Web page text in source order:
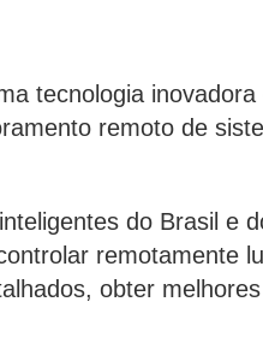
tecnologia
remoto de
do Brasil e
remotamente
obter